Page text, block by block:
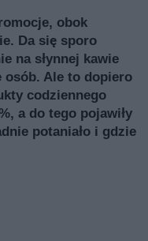
obok
Da się sporo
na słynnej kawie
Ale to dopiero
codziennego
a do tego pojawiły
potaniało i gdzie